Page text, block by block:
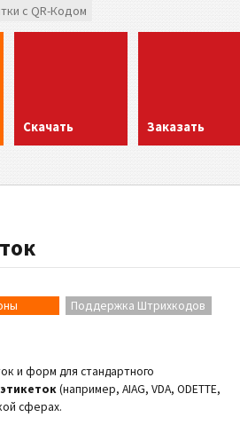
с QR-Кодом
Скачать Заказать
Поддержка Штрихкодов
и форм для стандартного
(например, AIAG, VDA, ODETTE,
сферах.